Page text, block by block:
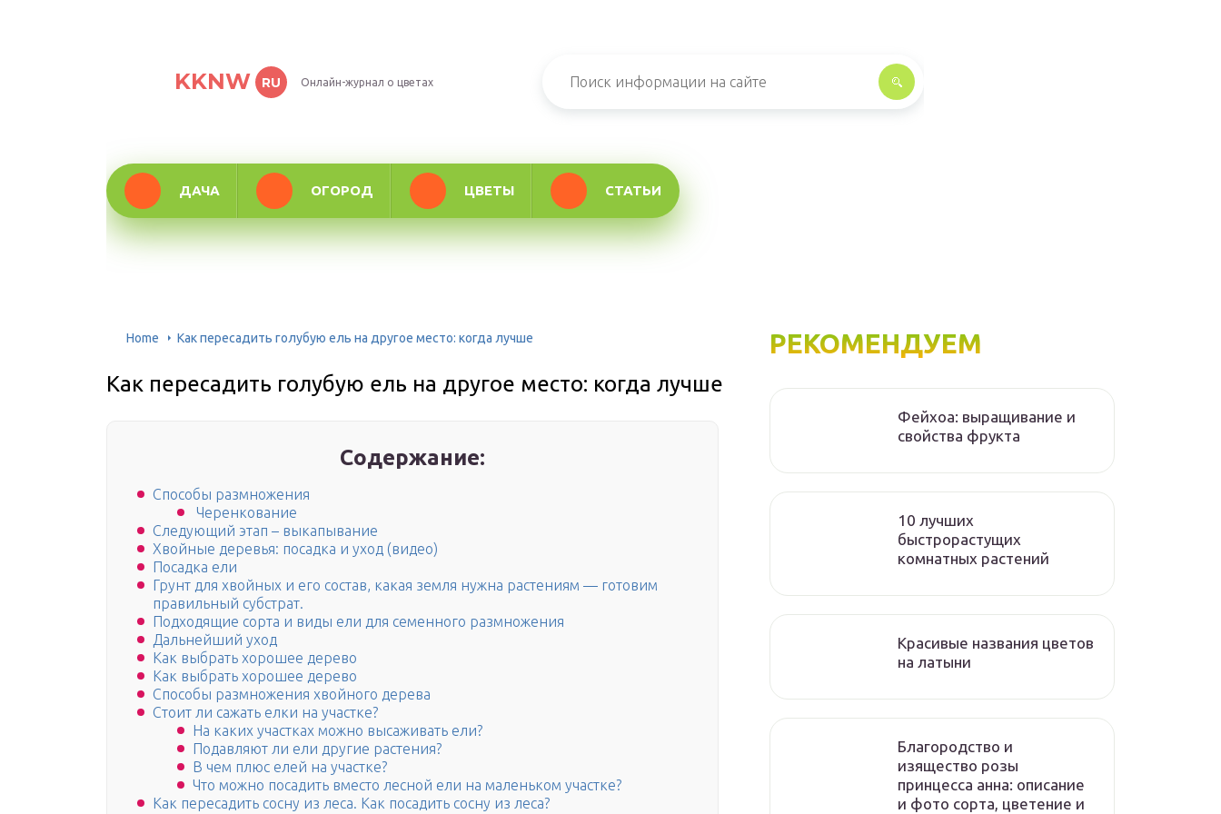
KKNW RU Онлайн-журнал о цветах
ДАЧА ОГОРОД ЦВЕТЫ СТАТЬИ
Home Как пересадить голубую ель на другое место: когда лучше
Как пересадить голубую ель на другое место: когда лучше
Содержание:
Способы размножения
Черенкование
Следующий этап – выкапывание
Хвойные деревья: посадка и уход (видео)
Посадка ели
Грунт для хвойных и его состав, какая земля нужна растениям — готовим
правильный субстрат.
Подходящие сорта и виды ели для семенного размножения
Дальнейший уход
Как выбрать хорошее дерево
Как выбрать хорошее дерево
Способы размножения хвойного дерева
Стоит ли сажать елки на участке?
На каких участках можно высаживать ели?
Подавляют ли ели другие растения?
В чем плюс елей на участке?
Что можно посадить вместо лесной ели на маленьком участке?
Как пересадить сосну из леса. Как посадить сосну из леса?
РЕКОМЕНДУЕМ
Фейхоа: выращивание и
свойства фрукта
10 лучших
быстрорастущих
комнатных растений
Красивые названия цветов
на латыни
Благородство и
изящество розы
принцесса анна: описание
и фото сорта, цветение и